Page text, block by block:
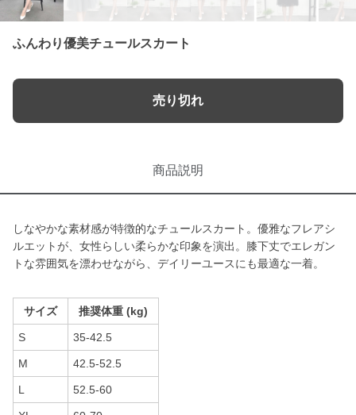
ふんわり優美チュールスカート
売り切れ
商品説明
しなやかな素材感が特徴的なチュールスカート。優雅なフレアシ
ルエットが、女性らしい柔らかな印象を演出。膝下丈でエレガン
トな雰囲気を漂わせながら、デイリーユースにも最適な一着。
サイズ 推奨体重 (kg)
S 35-42.5
M 42.5-52.5
L 52.5-60